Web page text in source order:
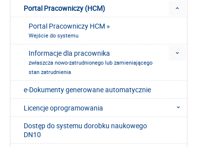
Portal Pracowniczy (HCM)
Portal Pracowniczy HCM »
Wejście do systemu
Informacje dla pracownika
zwłaszcza nowo-zatrudnionego lub zamieniającego
stan zatrudnienia
e-Dokumenty generowane automatycznie
Licencje oprogramowania
Dostęp do systemu dorobku naukowego
DN10